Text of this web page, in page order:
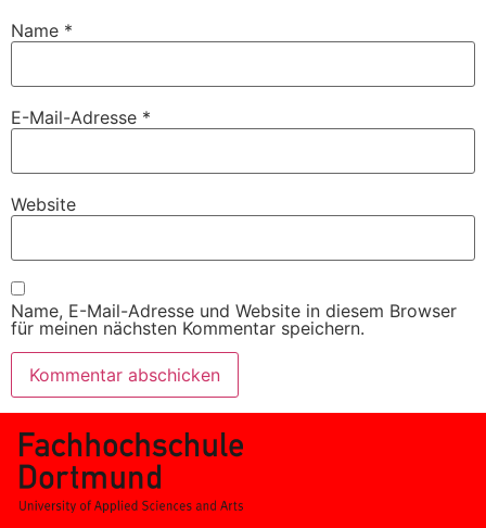
Name *
E-Mail-Adresse *
Website
Name, E-Mail-Adresse und Website in diesem Browser
für meinen nächsten Kommentar speichern.